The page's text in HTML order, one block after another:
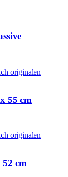
55 cm
cm